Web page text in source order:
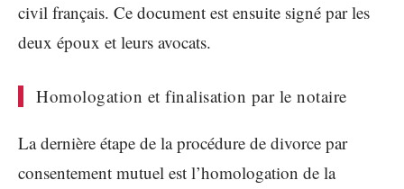
civil français. Ce document est ensuite signé par les
deux époux et leurs avocats.
Homologation et finalisation par le notaire
La dernière étape de la procédure de divorce par
consentement mutuel est l’homologation de la